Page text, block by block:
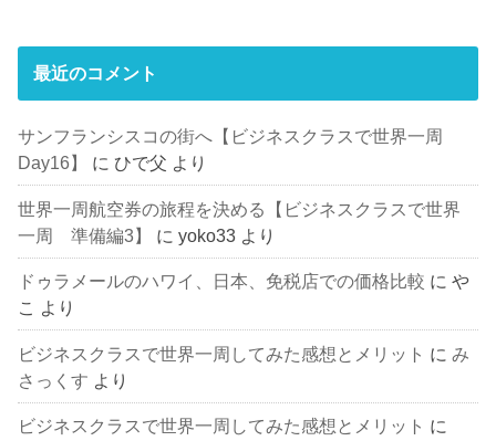
最近のコメント
サンフランシスコの街へ【ビジネスクラスで世界一周
Day16】
に ひで父 より
世界一周航空券の旅程を決める【ビジネスクラスで世界
一周 準備編3】
にyoko33 より
ドゥラメールのハワイ、日本、免税店での価格比較 にや
こ より
ビジネスクラスで世界一周してみた感想とメリット に み
さっくす より
ビジネスクラスで世界一周してみた感想とメリット に